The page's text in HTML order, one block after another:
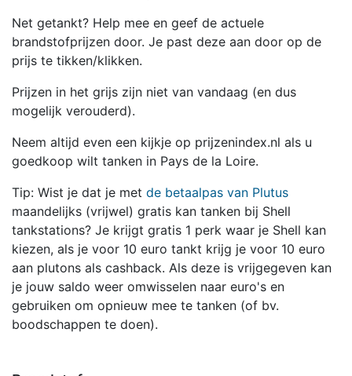
Net getankt? Help mee en geef de actuele
brandstofprijzen door. Je past deze aan door op de
prijs te tikken/klikken.
Prijzen in het grijs zijn niet van vandaag (en dus
mogelijk verouderd).
Neem altijd even een kijkje op prijzenindex.nl als u
goedkoop wilt tanken in Pays de la Loire.
Tip: Wist je dat je met de betaalpas van Plutus
maandelijks (vrijwel) gratis kan tanken bij Shell
tankstations? Je krijgt gratis 1 perk waar je Shell kan
kiezen, als je voor 10 euro tankt krijg je voor 10 euro
aan plutons als cashback. Als deze is vrijgegeven kan
je jouw saldo weer omwisselen naar euro's en
gebruiken om opnieuw mee te tanken (of bv.
boodschappen te doen).